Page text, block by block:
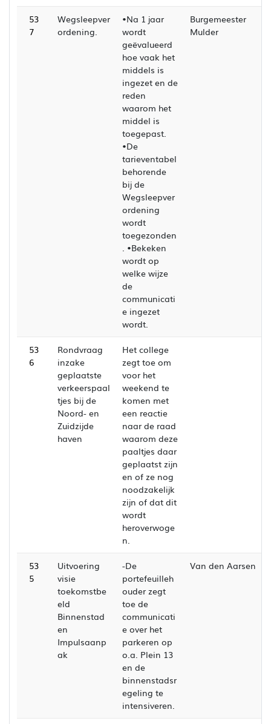
53
7
Wegsleepver
ordening.
•Na 1 jaar
wordt
geëvalueerd
hoe vaak het
middels is
ingezet en de
reden
waarom het
middel is
toegepast.
•De
tarieventabel
behorende
bij de
Wegsleepver
ordening
wordt
toegezonden
. •Bekeken
wordt op
welke wijze
de
communicati
e ingezet
wordt.
Burgemeester
Mulder
53
6
Rondvraag
inzake
geplaatste
verkeerspaal
tjes bij de
Noord- en
Zuidzijde
haven
Het college
zegt toe om
voor het
weekend te
komen met
een reactie
naar de raad
waarom deze
paaltjes daar
geplaatst zijn
en of ze nog
noodzakelijk
zijn of dat dit
wordt
heroverwoge
n.
53
5
Uitvoering
visie
toekomstbe
eld
Binnenstad
en
Impulsaanp
ak
-De
portefeuilleh
ouder zegt
toe de
communicati
e over het
parkeren op
o.a. Plein 13
en de
binnenstadsr
egeling te
intensiveren.
Van den Aarsen